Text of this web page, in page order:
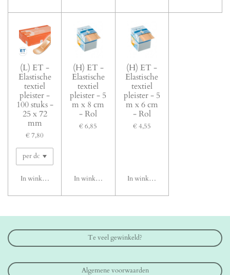
(L) ET -
Elastische
textiel
pleister -
100 stuks -
25 x 72
mm
€ 7,80
In winkelwagen
(H) ET -
Elastische
textiel
pleister - 5
m x 8 cm
- Rol
€ 6,85
In winkelwagen
(H) ET -
Elastische
textiel
pleister - 5
m x 6 cm
- Rol
€ 4,55
In winkelwagen
Te veel gewinkeld?
Algemene voorwaarden